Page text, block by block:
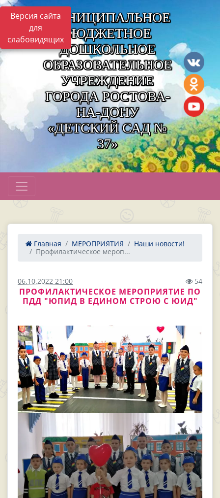
Версия сайта
для
слабовидящих
МУНИЦИПАЛЬНОЕ
БЮДЖЕТНОЕ
ДОШКОЛЬНОЕ
ОБРАЗОВАТЕЛЬНОЕ
УЧРЕЖДЕНИЕ
ГОРОДА РОСТОВА-
НА-ДОНУ
«ДЕТСКИЙ САД №
37»
Главная МЕРОПРИЯТИЯ
Наши новости!
Профилактическое мероп...
06.10.2022 21:00 54
ПРОФИЛАКТИЧЕСКОЕ МЕРОПРИЯТИЕ ПО
ПДД "ЮПИД В ЕДИНОМ СТРОЮ С ЮИД"